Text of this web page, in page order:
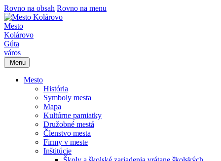
Rovno na obsah Rovno na menu
Mesto
Kolárovo
Gúta
város
Menu
Mesto
História
Symboly mesta
Mapa
Kultúrne pamiatky
Družobné mestá
Členstvo mesta
Firmy v meste
Inštitúcie